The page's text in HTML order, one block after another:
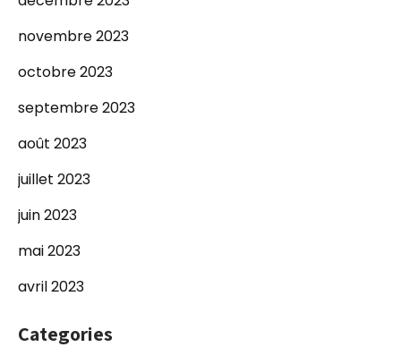
novembre 2023
octobre 2023
septembre 2023
août 2023
juillet 2023
juin 2023
mai 2023
avril 2023
Categories